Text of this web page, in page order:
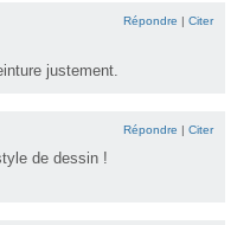
Répondre | Citer
justement.
Répondre | Citer
de dessin !